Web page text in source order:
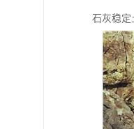
石灰稳定